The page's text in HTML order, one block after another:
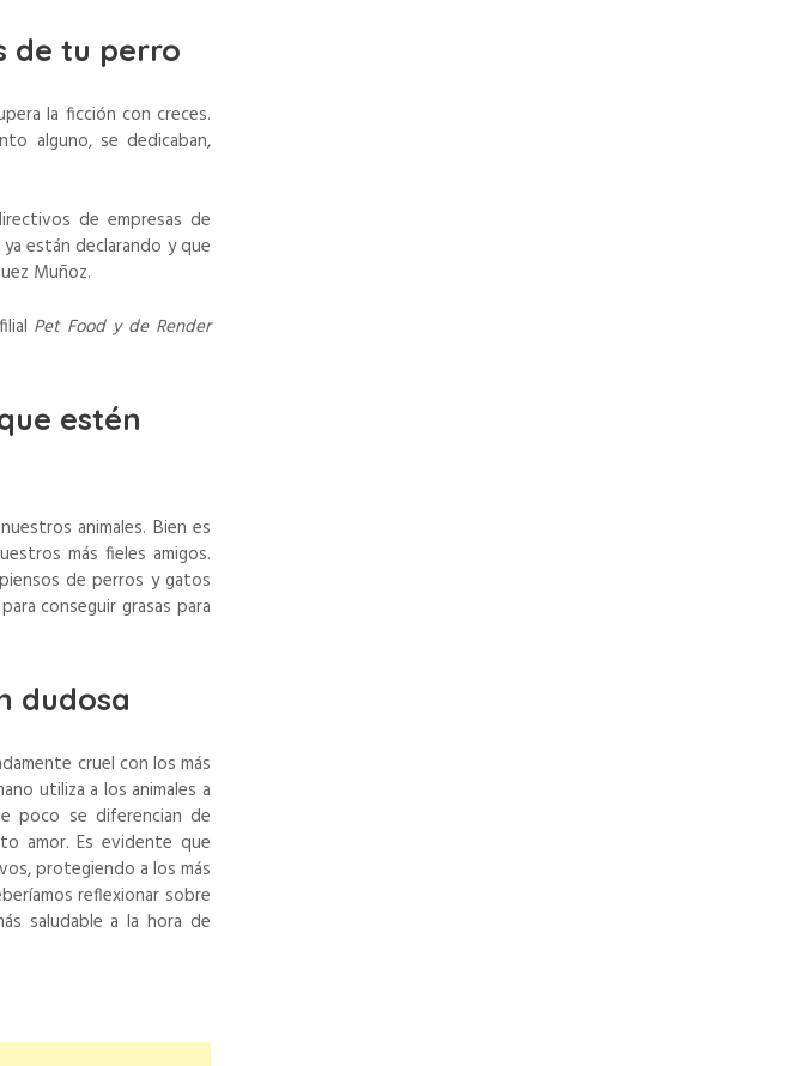
de tu perro
la ficción con creces.
alguno, se dedicaban,
de empresas de
están declarando y que
Muñoz.
Pet Food y de Render
estén
animales. Bien es
más fieles amigos.
de perros y gatos
conseguir grasas para
dudosa
cruel con los más
utiliza a los animales a
poco se diferencian de
amor. Es evidente que
protegiendo a los más
reflexionar sobre
saludable a la hora de